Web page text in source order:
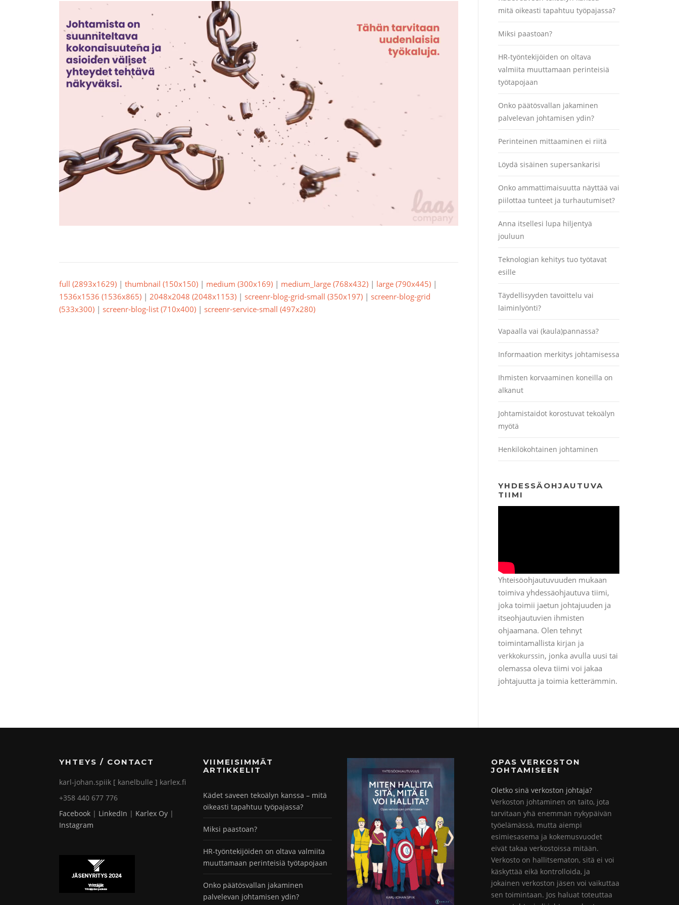
full (2893x1629) | thumbnail (150x150) | medium (300x169) | medium_large (768x432) | large (790x445) |
1536x1536 (1536x865) | 2048x2048 (2048x1153) | screenr-blog-grid-small (350x197) | screenr-blog-grid
(533x300) | screenr-blog-list (710x400) | screenr-service-small (497x280)
mitä oikeasti tapahtuu työpajassa?
Miksi paastoan?
HR-työntekijöiden on oltava
valmiita muuttamaan perinteisiä
työtapojaan
Onko päätösvallan jakaminen
palvelevan johtamisen ydin?
Perinteinen mittaaminen ei riitä
Löydä sisäinen supersankarisi
Onko ammattimaisuutta näyttää vai
piilottaa tunteet ja turhautumiset?
Anna itsellesi lupa hiljentyä
jouluun
Teknologian kehitys tuo työtavat
esille
Täydellisyyden tavoittelu vai
laiminlyönti?
Vapaalla vai (kaula)pannassa?
Informaation merkitys johtamisessa
Ihmisten korvaaminen koneilla on
alkanut
Johtamistaidot korostuvat tekoälyn
myötä
Henkilökohtainen johtaminen
YHDESSÄOHJAUTUVA
TIIMI
Yhteisöohjautuvuuden mukaan
toimiva yhdessäohjautuva tiimi,
joka toimii jaetun johtajuuden ja
itseohjautuvien ihmisten
ohjaamana. Olen tehnyt
toimintamallista kirjan ja
verkkokurssin, jonka avulla uusi tai
olemassa oleva tiimi voi jakaa
johtajuutta ja toimia ketterämmin.
YHTEYS / CONTACT
karl-johan.spiik [ kanelbulle ] karlex.fi
+358 440 677 776
Facebook | LinkedIn | Karlex Oy |
Instagram
VIIMEISIMMÄT
ARTIKKELIT
Kädet saveen tekoälyn kanssa – mitä
oikeasti tapahtuu työpajassa?
Miksi paastoan?
HR-työntekijöiden on oltava valmiita
muuttamaan perinteisiä työtapojaan
Onko päätösvallan jakaminen
palvelevan johtamisen ydin?
OPAS VERKOSTON
JOHTAMISEEN
Oletko sinä verkoston johtaja?
Verkoston johtaminen on taito, jota
tarvitaan yhä enemmän nykypäivän
työelämässä, mutta aiempi
esimiesasema ja kokemusvuodet
eivät takaa verkostoissa mitään.
Verkosto on hallitsematon, sitä ei voi
käskyttää eikä kontrolloida, ja
jokainen verkoston jäsen voi vaikuttaa
sen toimintaan. Jos haluat toteuttaa